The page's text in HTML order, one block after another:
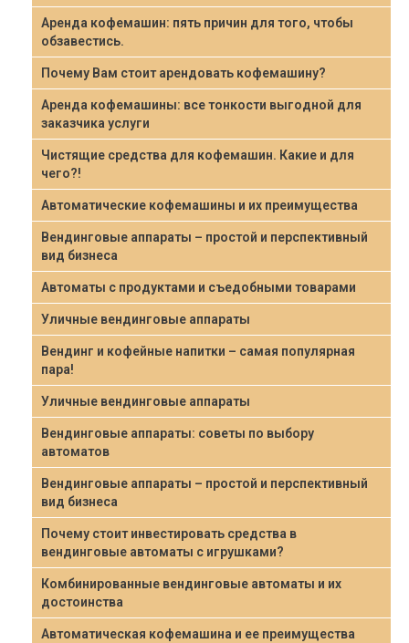
Аренда кофемашин: пять причин для того, чтобы
обзавестись.
Почему Вам стоит арендовать кофемашину?
Аренда кофемашины: все тонкости выгодной для
заказчика услуги
Чистящие средства для кофемашин. Какие и для
чего?!
Автоматические кофемашины и их преимущества
Вендинговые аппараты – простой и перспективный
вид бизнеса
Автоматы с продуктами и съедобными товарами
Уличные вендинговые аппараты
Вендинг и кофейные напитки – самая популярная
пара!
Уличные вендинговые аппараты
Вендинговые аппараты: советы по выбору
автоматов
Вендинговые аппараты – простой и перспективный
вид бизнеса
Почему стоит инвестировать средства в
вендинговые автоматы с игрушками?
Комбинированные вендинговые автоматы и их
достоинства
Автоматическая кофемашина и ее преимущества